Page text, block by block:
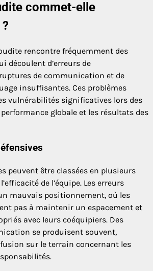
commet-elle
rencontre fréquemment des
découlent d’erreurs de
de communication et de
insuffisantes. Ces problèmes
vulnérabilités significatives lors des
globale et les résultats des
peuvent être classées en plusieurs
de l’équipe. Les erreurs
mauvais positionnement, où les
pas à maintenir un espacement et
avec leurs coéquipiers. Des
se produisent souvent,
sur le terrain concernant les